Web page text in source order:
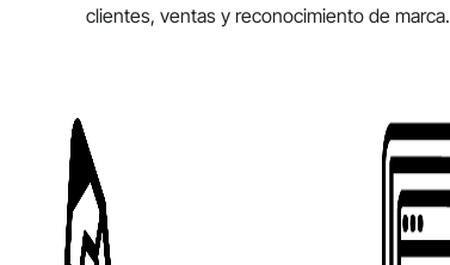
clientes, ventas y reconocimiento de marca.